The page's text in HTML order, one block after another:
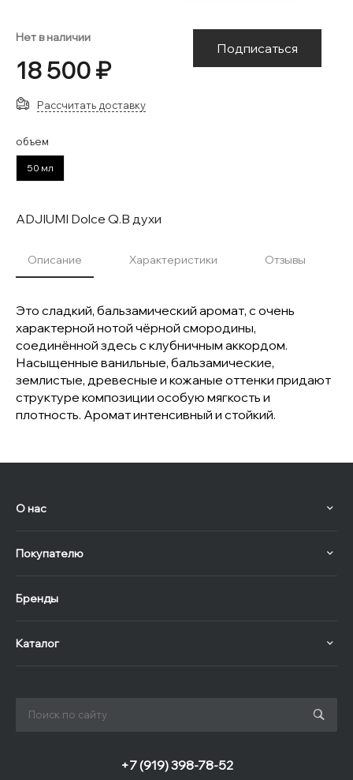
Нет в наличии
18 500 ₽
Подписаться
Рассчитать доставку
объем
50 мл
ADJIUMI Dolce Q.B духи
Описание Характеристики Отзывы
Это сладкий, бальзамический аромат, с очень
характерной нотой чёрной смородины,
соединённой здесь с клубничным аккордом.
Насыщенные ванильные, бальзамические,
землистые, древесные и кожаные оттенки придают
структуре композиции особую мягкость и
плотность. Аромат интенсивный и стойкий.
О нас
Покупателю
Бренды
Каталог
+7 (919) 398-78-52